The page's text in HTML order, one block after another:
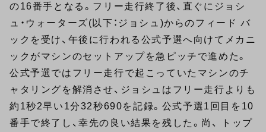
の16番手となる。フリー走行終了後、直ぐにジョシ
ュ・ウォーターズ(以下：ジョシュ)からのフィード バ
ックを受け、午後に行われる公式予選へ向けてメカニ
ックがマシンのセットアップを急ピッチで進めた。
公式予選ではフリー走行で起こっていたマシンのチ
ャタリングを解消させ、ジョシュはフリー走行よりも
約1秒2早い1分32秒690を記録。公式予選1回目を10
番手で終了し、幸先の良い結果を残した。尚、 トップ